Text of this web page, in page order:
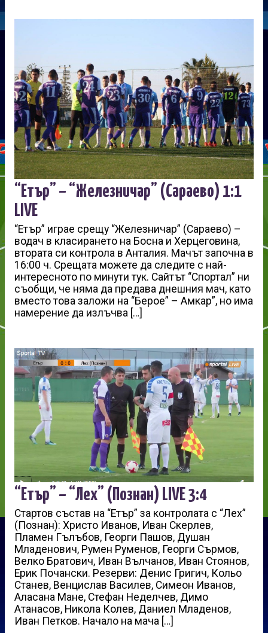
“Етър” – “Железничар” (Сараево) 1:1
LIVE
“Етър” играе срещу “Железничар” (Сараево) –
водач в класирането на Босна и Херцеговина,
втората си контрола в Анталия. Мачът започна в
16:00 ч. Срещата можете да следите с най-
интересното по минути тук. Сайтът “Спортал” ни
съобщи, че няма да предава днешния мач, като
вместо това заложи на “Берое” – Амкар”, но има
намерение да излъчва […]
“Етър” – “Лех” (Познан) LIVE 3:4
Стартов състав на “Етър” за контролата с “Лех”
(Познан): Христо Иванов, Иван Скерлев,
Пламен Гълъбов, Георги Пашов, Душан
Младенович, Румен Руменов, Георги Сърмов,
Велко Братович, Иван Вълчанов, Иван Стоянов,
Ерик Почански. Резерви: Денис Григич, Кольо
Станев, Венцислав Василев, Симеон Иванов,
Аласана Мане, Стефан Неделчев, Димо
Атанасов, Никола Колев, Даниел Младенов,
Иван Петков. Начало на мача […]